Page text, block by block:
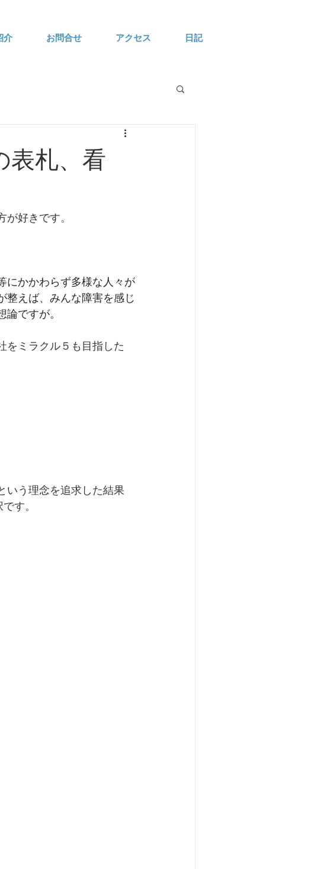
介 お問合せ アクセス 日記
表札、看
好きです。
にかかわらず多様な人々が
整えば、みんな障害を感じ
ですが。
をミラクル５も目指した
いう理念を追求した結果
す。